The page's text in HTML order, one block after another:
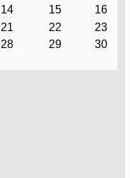
14 15
16
21 22
23
28 29
30